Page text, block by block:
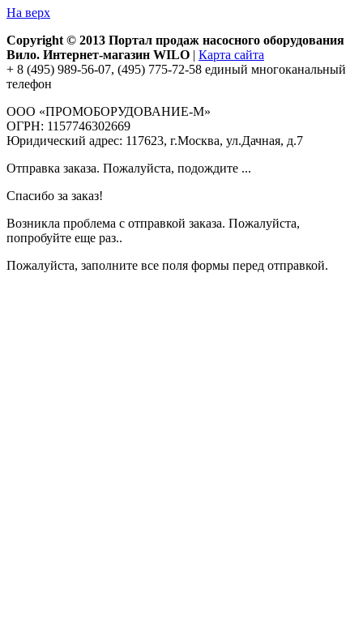
На верх
Copyright © 2013 Портал продаж насосного оборудования
Вило. Интернет-магазин WILO | Карта сайта
+ 8 (495) 989-56-07, (495) 775-72-58 единый многоканальный
телефон
ООО «ПРОМОБОРУДОВАНИЕ-М»
ОГРН: 1157746302669
Юридический адрес: 117623, г.Москва, ул.Дачная, д.7
Отправка заказа. Пожалуйста, подождите ...
Спасибо за заказ!
Возникла проблема с отправкой заказа. Пожалуйста,
попробуйте еще раз..
Пожалуйста, заполните все поля формы перед отправкой.